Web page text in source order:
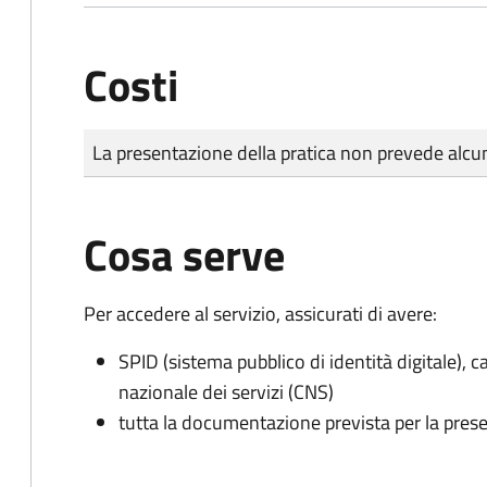
Costi
Tipo di pagamento
Importo
La presentazione della pratica non prevede
Cosa serve
Per accedere al servizio, assicurati di avere:
SPID (sistema pubblico di identità digitale),
nazionale dei servizi (CNS)
tutta la documentazione prevista per la